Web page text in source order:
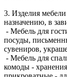
3. Изделия
назначению, в
- Мебель для
посуды,
сувениров,
- Мебель для
комоды -